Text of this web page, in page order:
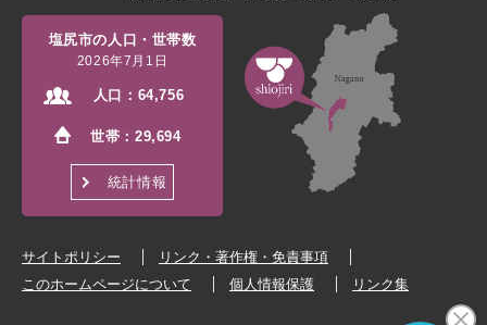
塩尻市の人口・世帯数
2026年7月1日
人口： 64,756
世帯：29,694
統計情報
サイトポリシー
リンク・著作権・免責事項
このホームページについて
個人情報保護 リンク集